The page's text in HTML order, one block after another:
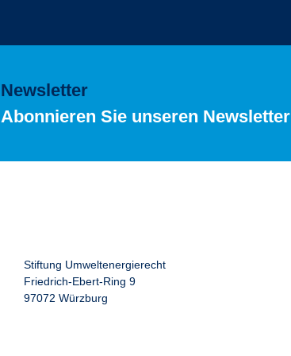
Newsletter
Abonnieren Sie unseren Newsletter
Stiftung Umweltenergierecht
Friedrich-Ebert-Ring 9
97072 Würzburg